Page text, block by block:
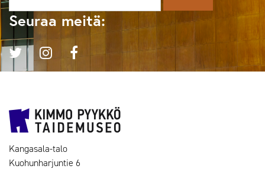
Seuraa meitä:
Kangasala-talo
Kuohunharjuntie 6